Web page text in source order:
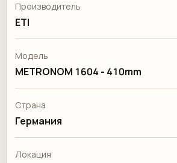
Производитель
ETI
Модель
METRONOM 1604 - 410mm
Страна
Германия
Локация